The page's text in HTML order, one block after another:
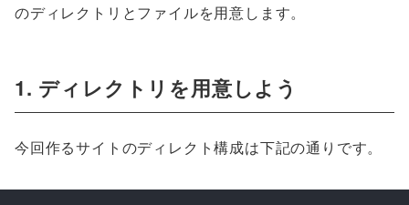
のディレクトリとファイルを用意します。
1. ディレクトリを用意しよう
今回作るサイトのディレクト構成は下記の通りです。